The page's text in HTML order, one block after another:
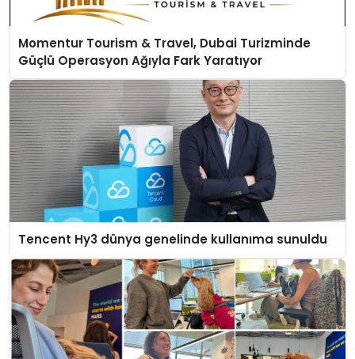
Momentur Tourism & Travel, Dubai Turizminde
Güçlü Operasyon Ağıyla Fark Yaratıyor
Tencent Hy3 dünya genelinde kullanıma sunuldu